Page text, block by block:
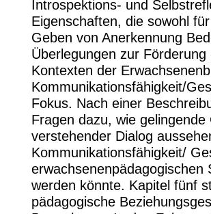
Introspektions- und
Eigenschaften, die sowohl
Geben von Anerkennung
Überlegungen zur
Kontexten der
Kommunikationsfähigkeit/
Fokus. Nach einer
Fragen dazu, wie
verstehender Dialog
Kommunikationsfähigkeit/
erwachsenenpädagogischen
werden könnte. Kapitel fünf
pädagogische